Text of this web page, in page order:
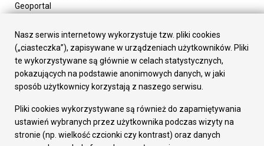
Geoportal
Załatw sprawę
Prezydent Miasta
Rada Miasta
Wydziały
Elektroniczna Skrzynka Podawcza
Gospodarka
Fundusze europejskie
Środki krajowe
Nasz serwis internetowy wykorzystuje tzw. pliki cookies
(„ciasteczka”), zapisywane w urządzeniach użytkowników. Pliki
te wykorzystywane są głównie w celach statystycznych,
pokazujących na podstawie anonimowych danych, w jaki
sposób użytkownicy korzystają z naszego serwisu.
Pliki cookies wykorzystywane są również do zapamiętywania
ustawień wybranych przez użytkownika podczas wizyty na
stronie (np. wielkość czcionki czy kontrast) oraz danych